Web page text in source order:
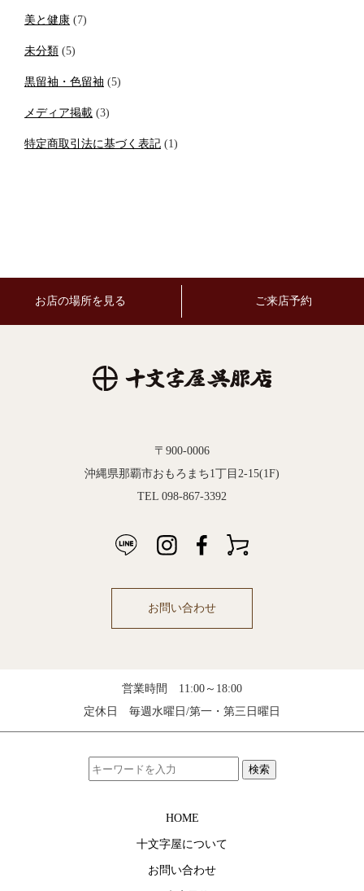
美と健康 (7)
未分類 (5)
黒留袖・色留袖 (5)
メディア掲載 (3)
特定商取引法に基づく表記 (1)
お店の場所を見る ご来店予約
〒900-0006
沖縄県那覇市おもろまち1丁目2-15(1F)
TEL 098-867-3392
お問い合わせ
営業時間 11:00～18:00
定休日 毎週水曜日/第一・第三日曜日
検索
HOME
十文字屋について
お問い合わせ